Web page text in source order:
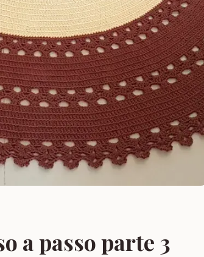
a passo parte 3